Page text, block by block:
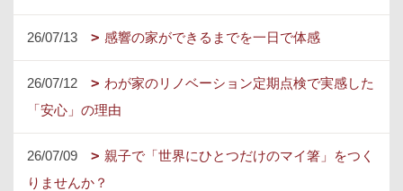
26/07/13 感響の家ができるまでを一日で体感
26/07/12
わが家のリノベーション定期点検で実感した
「安心」の理由
26/07/09
親子で「世界にひとつだけのマイ箸」をつく
りませんか？